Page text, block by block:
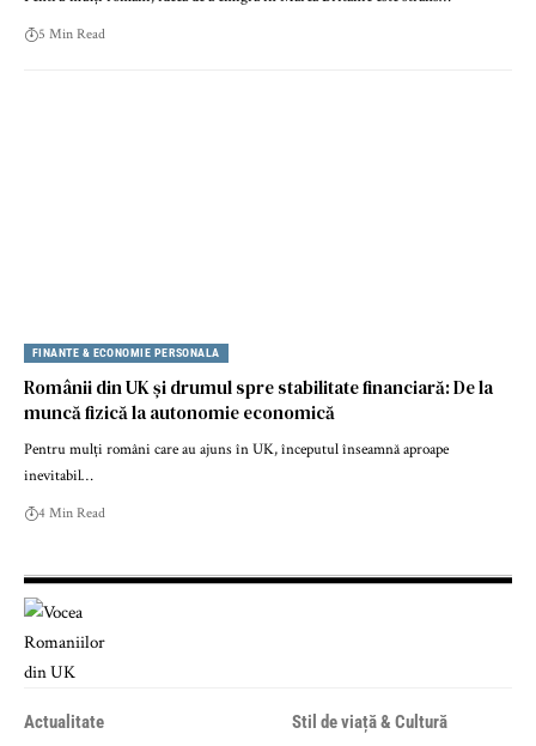
5 Min Read
FINANTE & ECONOMIE PERSONALA
Românii din UK și drumul spre stabilitate financiară: De la
muncă fizică la autonomie economică
Pentru mulți români care au ajuns în UK, începutul înseamnă aproape
inevitabil…
4 Min Read
Actualitate Stil de viață & Cultură